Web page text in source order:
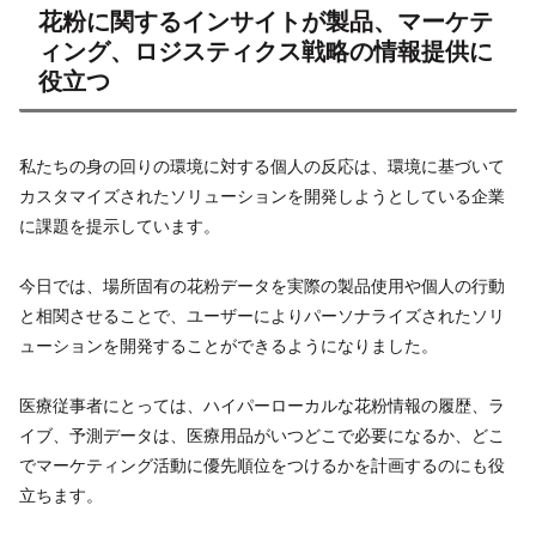
花粉に関するインサイトが製品、マーケテ
ィング、ロジスティクス戦略の情報提供に
役立つ
私たちの身の回りの環境に対する個人の反応は、環境に基づいて
カスタマイズされたソリューションを開発しようとしている企業
に課題を提示しています。
今日では、場所固有の花粉データを実際の製品使用や個人の行動
と相関させることで、ユーザーによりパーソナライズされたソリ
ューションを開発することができるようになりました。
医療従事者にとっては、ハイパーローカルな花粉情報の履歴、ラ
イブ、予測データは、医療用品がいつどこで必要になるか、どこ
でマーケティング活動に優先順位をつけるかを計画するのにも役
立ちます。